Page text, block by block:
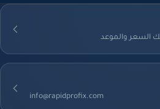
والموعد
info@rapidprofix.com